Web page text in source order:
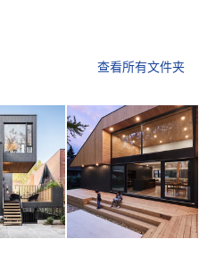
查看所有文件夹